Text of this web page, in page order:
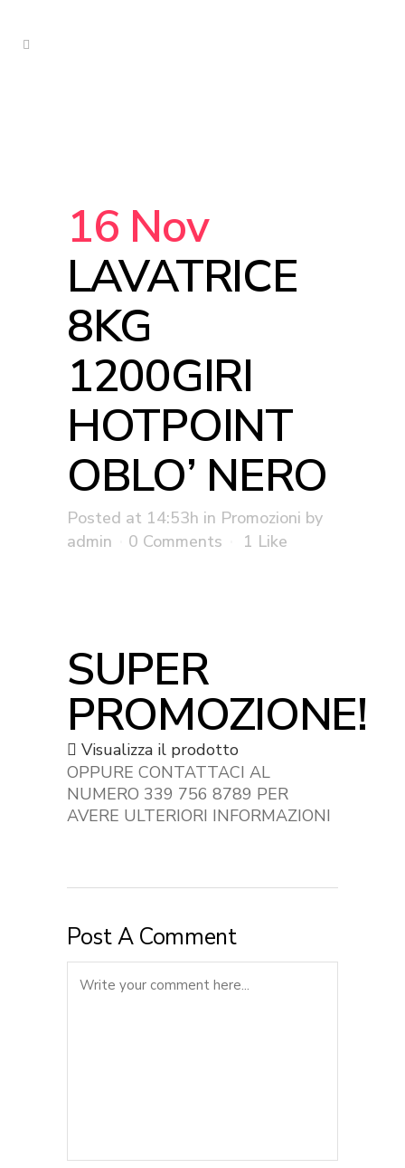
16 Nov
LAVATRICE
8KG
1200GIRI
HOTPOINT
OBLO’ NERO
Posted at 14:53h in Promozioni by
admin
0 Comments 1 Like
SUPER
PROMOZIONE!
Visualizza il prodotto
OPPURE CONTATTACI AL
NUMERO 339 756 8789 PER
AVERE ULTERIORI INFORMAZIONI
Post A Comment